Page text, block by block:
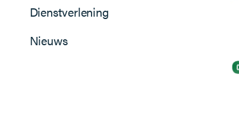
Dienstverlening
Nieuws